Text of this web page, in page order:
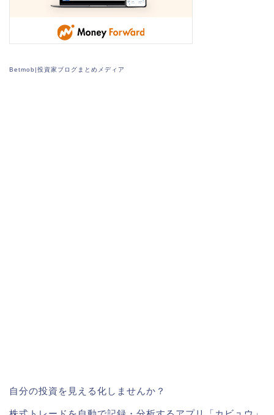
Betmob|投資家ブログまとめメディア
自分の投資を見える化しませんか？